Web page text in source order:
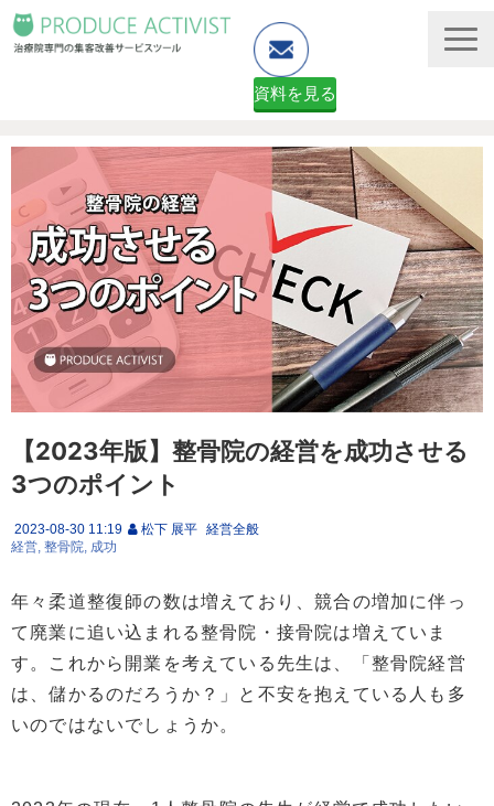
資料を見る
予約システム・顧客管理
資料ダウンロード（無料）
２ヶ月無料体験申し込みフォーム
【2023年版】整骨院の経営を成功させる
3つのポイント
2023-08-30 11:19 松下 展平 経営全般
経営 整骨院 成功
年々柔道整復師の数は増えており、競合の増加に伴っ
て廃業に追い込まれる整骨院・接骨院は増えていま
す。これから開業を考えている先生は、「整骨院経営
は、儲かるのだろうか？」と不安を抱えている人も多
いのではないでしょうか。